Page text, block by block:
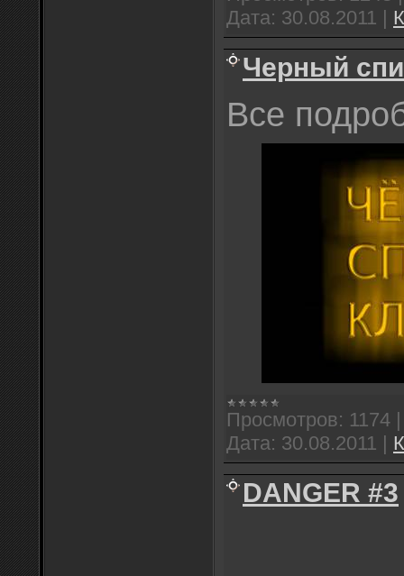
Дата: 30.08.2011 |
Черный
Все
Просмотров: 1174
Дата: 30.08.2011 |
DANGER #3